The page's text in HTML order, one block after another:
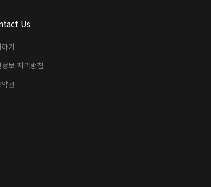
Us
기
보 처리방침
관